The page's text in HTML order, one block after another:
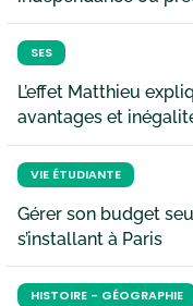
SES
L’effet Matthieu
avantages et
VIE ÉTUDIANTE
Gérer son budget
s’installant à Paris
HISTOIRE - GÉOGRAPHIE